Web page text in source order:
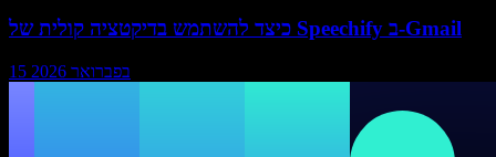
כיצד להשתמש בדיקטציה קולית של Speechify ב-Gmail
15 בפברואר 2026